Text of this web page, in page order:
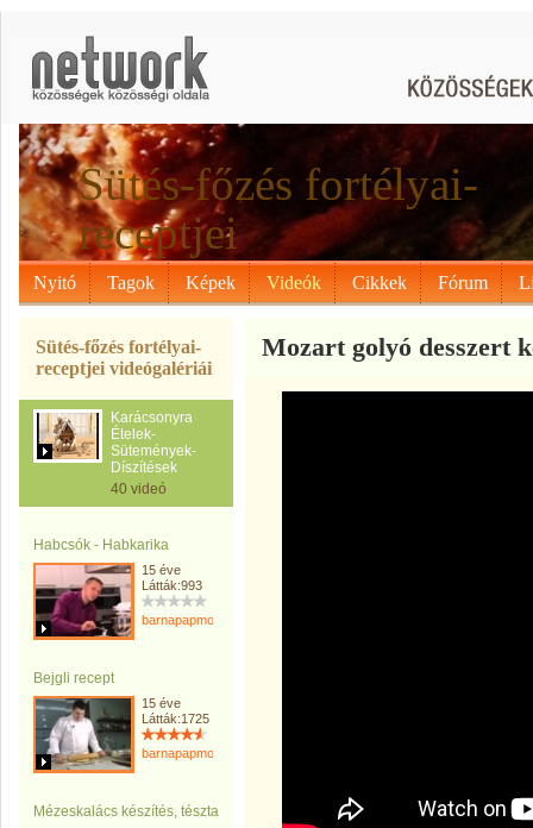
Sütés-főzés fortélyai-
receptjei
Nyitó Tagok Képek Videók Cikkek Fórum
Sütés-főzés fortélyai-
receptjei videógalériái
Karácsonyra
Ételek-
Sütemények-
Díszítések
40 videó
Habcsók - Habkarika
15 éve
Látták:993
barnapapmonika
Bejgli recept
15 éve
Látták:1725
barnapapmonika
Mézeskalács készítés, tészta
Mozart golyó desszert